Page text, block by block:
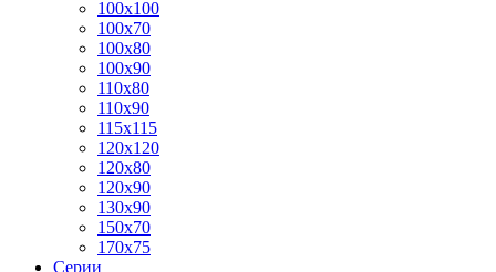
100x100
100x70
100x80
100x90
110x80
110x90
115x115
120x120
120x80
120x90
130x90
150x70
170x75
Серии